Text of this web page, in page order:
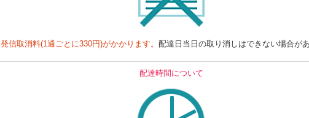
発信取消料(1通ごとに330円)がかかります。 配達日当日の取り消しはできない場合があ
配達時間について